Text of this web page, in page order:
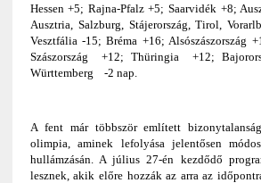
Hessen +5; Rajna-Pfalz +5; Saarvidék +8;
Ausztria, Salzburg, Stájerország, Tirol,
Vesztfália -15; Bréma +16; Alsószászország
Szászország +12; Thüringia +12;
Württemberg -2 nap.
A fent már többször említett
olimpia, aminek lefolyása jelentősen
hullámzásán. A július 27-én kezdődő
lesznek, akik előre hozzák az arra az